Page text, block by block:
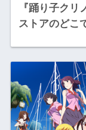
『踊り子ク
ストアのどこ